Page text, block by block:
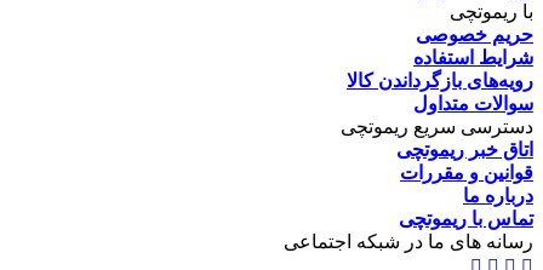
با ریموتچی
حریم خصوصی
شرایط استفاده
رویه‌های بازگرداندن کالا
سوالات متداول
دسترسی سریع ریموتچی
اتاق خبر ریموتچی
قوانین و مقررات
درباره ما
تماس با ریموتچی
رسانه های ما در شبکه اجتماعی